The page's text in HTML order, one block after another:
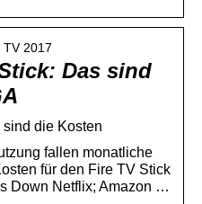
TV 2017
Das sind
die Kosten
fallen monatliche
für den Fire TV Stick
Down Netflix; Amazon …